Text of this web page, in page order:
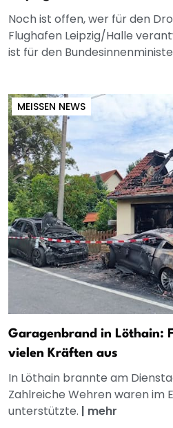
Noch ist offen, wer für den
Flughafen Leipzig/Halle
ist für den
MEISSEN NEWS
Garagenbrand in Löthain:
vielen Kräften aus
In Löthain brannte am
Zahlreiche Wehren waren im
unterstützte. | mehr